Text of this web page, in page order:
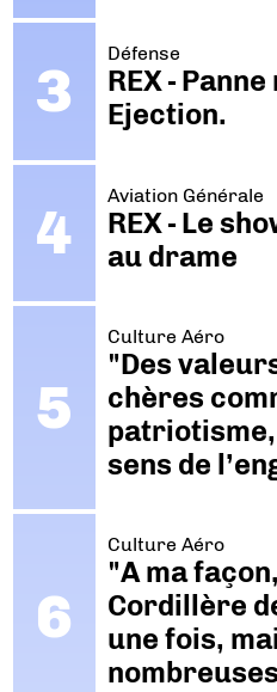
Défense
REX -
Ejection.
Aviation Générale
REX - Le
au drame
Culture Aéro
"Des
chères
sens de
Culture Aéro
"A ma
Cordillère
une fois,